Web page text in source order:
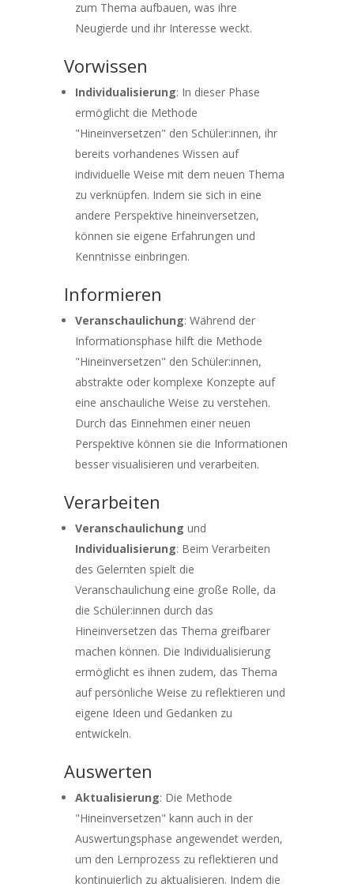
zum Thema aufbauen, was ihre
Neugierde und ihr Interesse weckt.
Vorwissen
Individualisierung: In dieser Phase
ermöglicht die Methode
"Hineinversetzen" den Schüler:innen, ihr
bereits vorhandenes Wissen auf
individuelle Weise mit dem neuen Thema
zu verknüpfen. Indem sie sich in eine
andere Perspektive hineinversetzen,
können sie eigene Erfahrungen und
Kenntnisse einbringen.
Informieren
Veranschaulichung: Während der
Informationsphase hilft die Methode
"Hineinversetzen" den Schüler:innen,
abstrakte oder komplexe Konzepte auf
eine anschauliche Weise zu verstehen.
Durch das Einnehmen einer neuen
Perspektive können sie die Informationen
besser visualisieren und verarbeiten.
Verarbeiten
Veranschaulichung und
Individualisierung: Beim Verarbeiten
des Gelernten spielt die
Veranschaulichung eine große Rolle, da
die Schüler:innen durch das
Hineinversetzen das Thema greifbarer
machen können. Die Individualisierung
ermöglicht es ihnen zudem, das Thema
auf persönliche Weise zu reflektieren und
eigene Ideen und Gedanken zu
entwickeln.
Auswerten
Aktualisierung: Die Methode
"Hineinversetzen" kann auch in der
Auswertungsphase angewendet werden,
um den Lernprozess zu reflektieren und
kontinuierlich zu aktualisieren. Indem die